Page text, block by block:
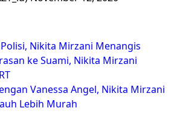
Nikita Mirzani Menangis
ke Suami, Nikita Mirzani
Vanessa Angel, Nikita Mirzani
Lebih Murah